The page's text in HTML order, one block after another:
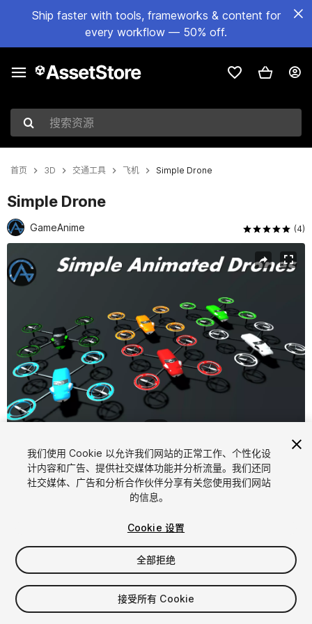
Ship faster with tools, frameworks & content for
every workflow — 50% off.
搜索资源
首页 3D 交通工具 飞机 Simple Drone
Simple Drone
GameAnime (4)
FREE
113viewsin the past week
我们使用 Cookie 以允许我们网站的正常工作、个性化设
计内容和广告、提供社交媒体功能并分析流量。我们还同
社交媒体、广告和分析合作伙伴分享有关您使用我们网站
的信息。
Cookie 设置
全部拒绝
接受所有 Cookie